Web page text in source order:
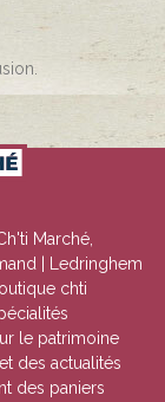
Marché,
| Ledringhem
chti
le patrimoine
des actualités
des paniers